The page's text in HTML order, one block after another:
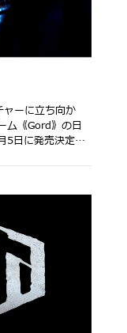
ーに立ち向か
ム《Gord》の日
日に発売決定！